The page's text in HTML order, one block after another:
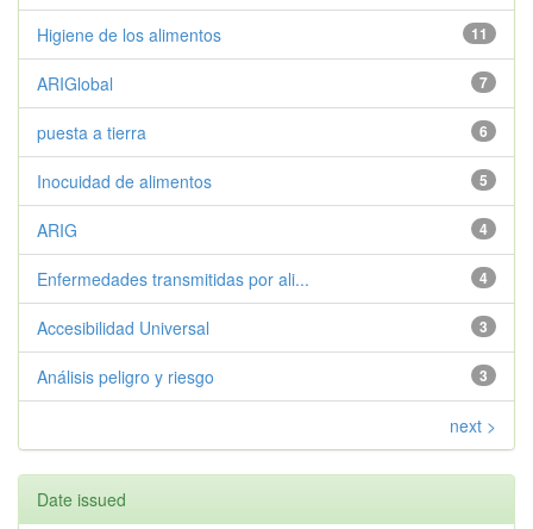
11
Higiene de los alimentos
7
ARIGlobal
6
puesta a tierra
5
Inocuidad de alimentos
4
ARIG
4
Enfermedades transmitidas por ali...
3
Accesibilidad Universal
3
Análisis peligro y riesgo
next >
Date issued